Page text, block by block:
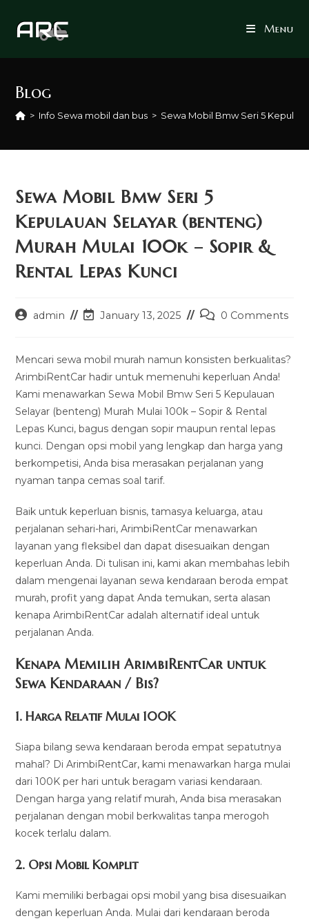
Menu
Blog
> Info Sewa mobil dan bus > Sewa Mobil Bmw Seri 5
Sewa Mobil Bmw Seri 5
Kepulauan Selayar (benteng)
Murah Mulai 100k – Sopir &
Rental Lepas Kunci
Postadmin
PostJanuary 13, 2025
Post0 Comments
Mencari sewa mobil murah namun konsisten berkualitas?
ArimbiRentCar hadir untuk memenuhi keperluan Anda!
Kami menawarkan Sewa Mobil Bmw Seri 5 Kepulauan
Selayar (benteng) Murah Mulai 100k – Sopir & Rental
Lepas Kunci, bagus dengan sopir maupun rental lepas
kunci. Dengan opsi mobil yang lengkap dan harga yang
berkompetisi, Anda bisa merasakan perjalanan yang
nyaman tanpa cemas soal tarif.
Baik untuk keperluan bisnis, tamasya keluarga, atau
perjalanan sehari-hari, ArimbiRentCar menawarkan
layanan yang fleksibel dan dapat disesuaikan dengan
keperluan Anda. Di tulisan ini, kami akan membahas lebih
dalam mengenai layanan sewa kendaraan beroda empat
murah, profit yang dapat Anda temukan, serta alasan
kenapa ArimbiRentCar adalah alternatif ideal untuk
perjalanan Anda.
Kenapa Memilih ArimbiRentCar untuk
Sewa Kendaraan / Bis?
1.Harga Relatif Mulai 100K
Siapa bilang sewa kendaraan beroda empat sepatutnya
mahal? Di ArimbiRentCar, kami menawarkan harga mulai
dari 100K per hari untuk beragam variasi kendaraan.
Dengan harga yang relatif murah, Anda bisa merasakan
perjalanan dengan mobil berkwalitas tanpa merogoh
kocek terlalu dalam.
2. Opsi Mobil Komplit
Kami memiliki berbagai opsi mobil yang bisa disesuaikan
dengan keperluan Anda. Mulai dari kendaraan beroda